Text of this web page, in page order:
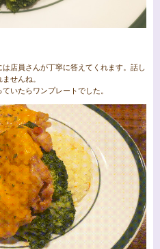
店員さんが丁寧に答えてくれます。話し
せんね。
いたらワンプレートでした。